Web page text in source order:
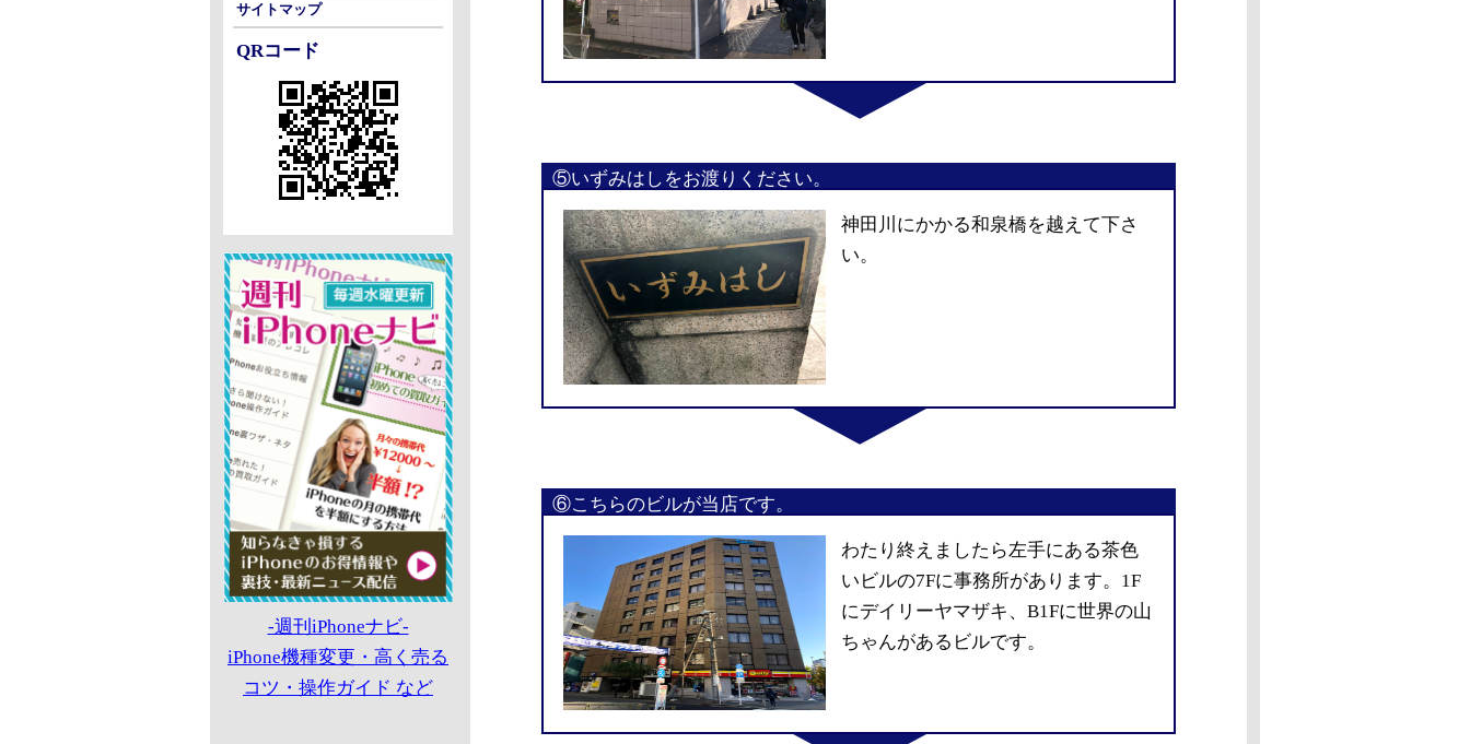
⑤いずみはしをお渡りください。
神田川にかかる和泉橋を越えて下さ
い。
⑥こちらのビルが当店です。
わたり終えましたら左手にある茶色
いビルの7Fに事務所があります。1F
にデイリーヤマザキ、B1Fに世界の山
ちゃんがあるビルです。
サイトマップ
QRコード
-週刊iPhoneナビ-
iPhone機種変更・高く売る
コツ・操作ガイド など